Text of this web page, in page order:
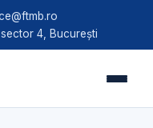
4, București